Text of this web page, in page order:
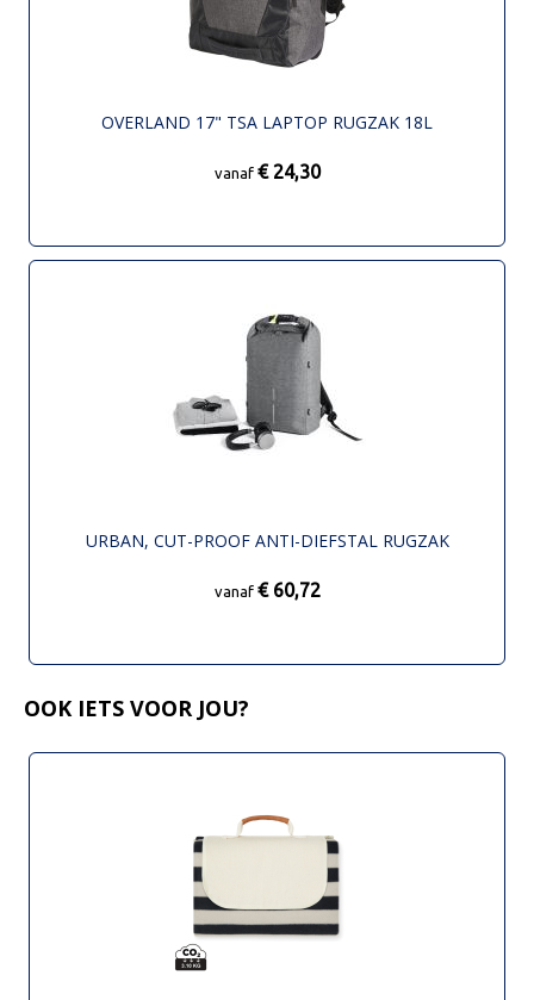
OVERLAND 17" TSA LAPTOP RUGZAK 18L
vanaf € 24,30
URBAN, CUT-PROOF ANTI-DIEFSTAL RUGZAK
vanaf € 60,72
OOK IETS VOOR JOU?